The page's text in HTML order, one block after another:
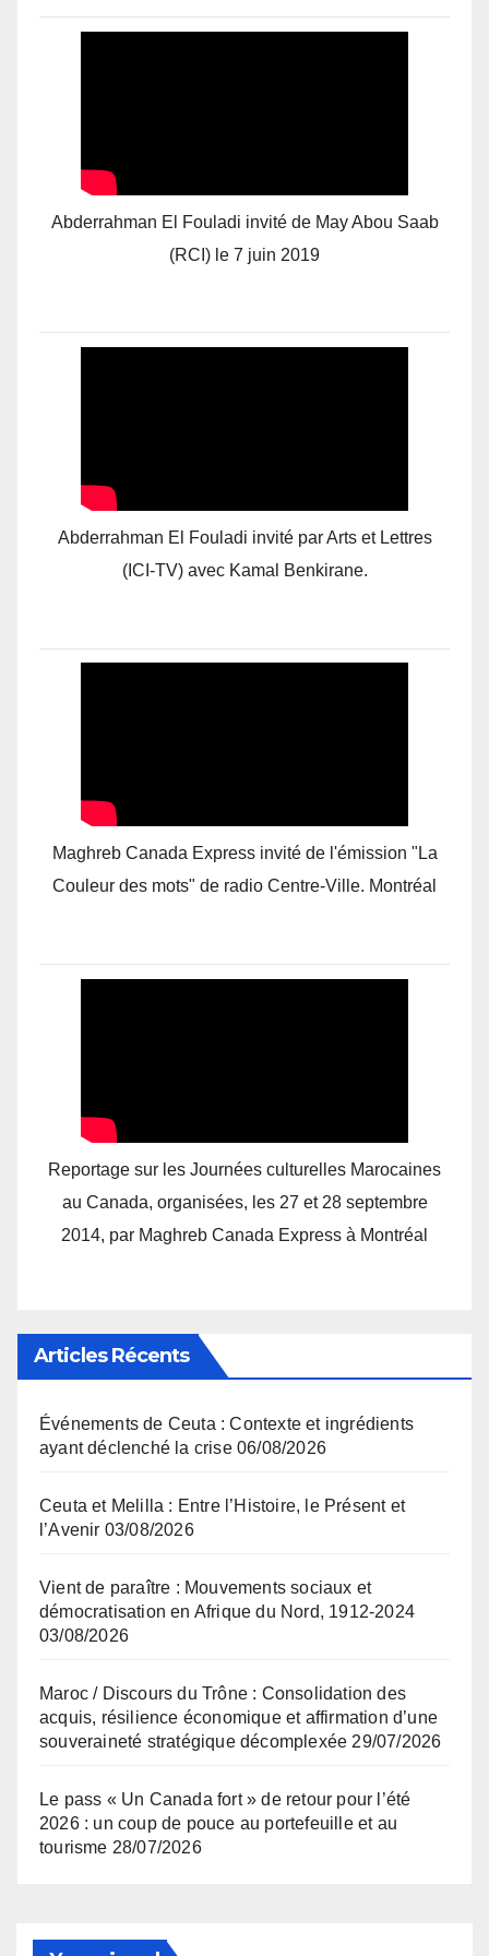
Abderrahman El Fouladi invité de May Abou Saab
(RCI) le 7 juin 2019
Abderrahman El Fouladi invité par Arts et Lettres
(ICI-TV) avec Kamal Benkirane.
Maghreb Canada Express invité de l'émission "La
Couleur des mots" de radio Centre-Ville. Montréal
Reportage sur les Journées culturelles Marocaines
au Canada, organisées, les 27 et 28 septembre
2014, par Maghreb Canada Express à Montréal
Articles Récents
Événements de Ceuta : Contexte et ingrédients
ayant déclenché la crise 06/08/2026
Ceuta et Melilla : Entre l’Histoire, le Présent et
l’Avenir 03/08/2026
Vient de paraître : Mouvements sociaux et
démocratisation en Afrique du Nord, 1912-2024
03/08/2026
Maroc / Discours du Trône : Consolidation des
acquis, résilience économique et affirmation d’une
souveraineté stratégique décomplexée 29/07/2026
Le pass « Un Canada fort » de retour pour l’été
2026 : un coup de pouce au portefeuille et au
tourisme 28/07/2026